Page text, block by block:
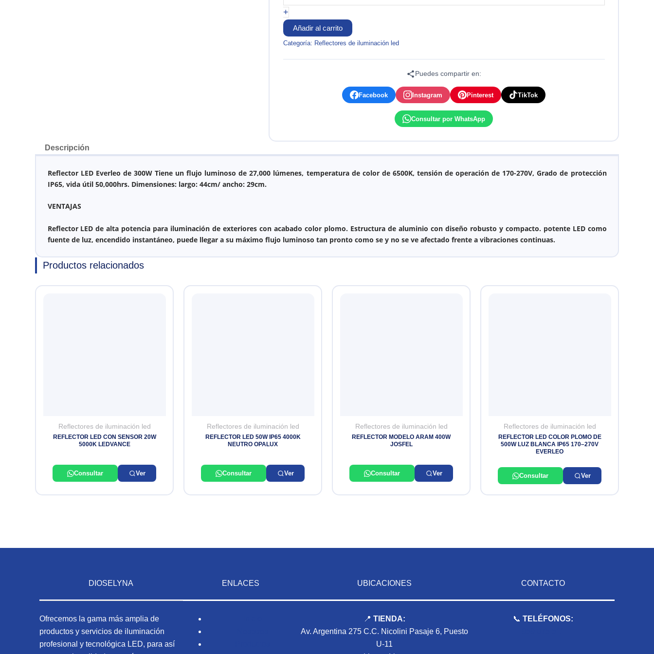
DCB
300W
PLOMO
IP65
6500k
+
Añadir al carrito
Categoría: Reflectores de iluminación led
Puedes compartir en:
Facebook Instagram Pinterest TikTok
Consultar por WhatsApp
Descripción
Reflector LED Everleo de 300W Tiene un flujo luminoso de 27,000 lúmenes, temperatura de color de 6500K, tensión de operación de 170-270V, Grado de protección
IP65, vida útil 50,000hrs. Dimensiones: largo: 44cm/ ancho: 29cm.
VENTAJAS
Reflector LED de alta potencia para iluminación de exteriores con acabado color plomo. Estructura de aluminio con diseño robusto y compacto. potente LED como
fuente de luz, encendido instantáneo, puede llegar a su máximo flujo luminoso tan pronto como se y no se ve afectado frente a vibraciones continuas.
Productos relacionados
Reflectores de iluminación led
REFLECTOR LED CON SENSOR 20W
5000K LEDVANCE
Consultar Ver
Reflectores de iluminación led
REFLECTOR LED 50W IP65 4000K
NEUTRO OPALUX
Consultar Ver
Reflectores de iluminación led
REFLECTOR MODELO ARAM 400W
JOSFEL
Consultar Ver
Reflectores de iluminación led
REFLECTOR LED COLOR PLOMO DE
500W LUZ BLANCA IP65 170–270V
EVERLEO
Consultar Ver
DIOSELYNA
Ofrecemos la gama más amplia de
productos y servicios de iluminación
profesional y tecnológica LED, para así
ENLACES UBICACIONES
📍TIENDA:
Av. Argentina 275 C.C. Nicolini Pasaje 6, Puesto
U-11
CONTACTO
📞 TELÉFONOS: